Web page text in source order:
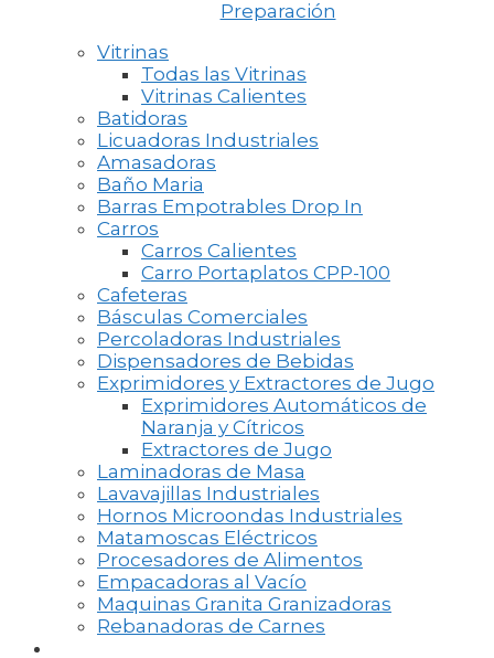
Preparación
Vitrinas
Todas las Vitrinas
Vitrinas Calientes
Batidoras
Licuadoras Industriales
Amasadoras
Baño Maria
Barras Empotrables Drop In
Carros
Carros Calientes
Carro Portaplatos CPP-100
Cafeteras
Básculas Comerciales
Percoladoras Industriales
Dispensadores de Bebidas
Exprimidores y Extractores de Jugo
Exprimidores Automáticos de
Naranja y Cítricos
Extractores de Jugo
Laminadoras de Masa
Lavavajillas Industriales
Hornos Microondas Industriales
Matamoscas Eléctricos
Procesadores de Alimentos
Empacadoras al Vacío
Maquinas Granita Granizadoras
Rebanadoras de Carnes